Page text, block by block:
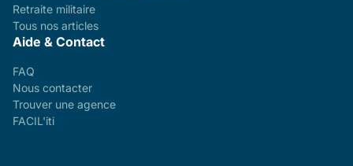
Retraite militaire
Tous nos articles
Aide & Contact
FAQ
Nous contacter
Trouver une agence
FACIL'iti